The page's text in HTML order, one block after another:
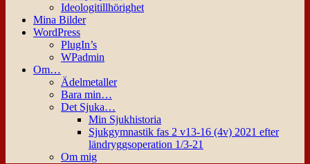
Ideologitillhörighet
Mina Bilder
WordPress
PlugIn’s
WPadmin
Om…
Ädelmetaller
Bara min…
Det Sjuka…
Min Sjukhistoria
Sjukgymnastik fas 2 v13-16 (4v) 2021 efter
ländryggsoperation 1/3-21
Om mig